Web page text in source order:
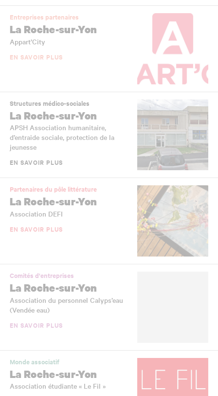
Entreprises partenaires
La Roche-sur-Yon
Appart’City
EN SAVOIR PLUS
Structures médico-sociales
La Roche-sur-Yon
APSH Association humanitaire,
d’entraide sociale, protection de la
jeunesse
EN SAVOIR PLUS
Partenaires du pôle littérature
La Roche-sur-Yon
Association DEFI
EN SAVOIR PLUS
Comités d'entreprises
La Roche-sur-Yon
Association du personnel Calyps’eau
(Vendée eau)
EN SAVOIR PLUS
Monde associatif
La Roche-sur-Yon
Association étudiante « Le Fil »